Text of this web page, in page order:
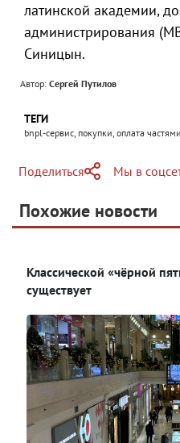
латинской академии,
администрирования
Синицын.
Автор: Сергей Путилов
ТЕГИ
bnpl-сервис, покупки, оплата частями
Поделиться
Telegram
Одноклассники
Мы в
Яндекс
Похожие новости
Классической «чёрной
существует